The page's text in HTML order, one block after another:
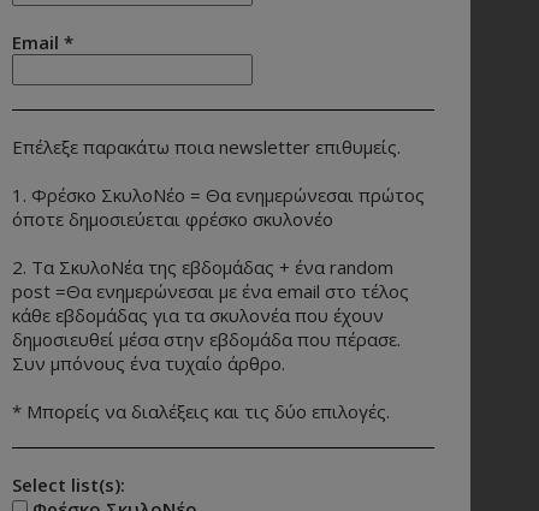
Email *
Επέλεξε παρακάτω ποια newsletter επιθυμείς.
1. Φρέσκο ΣκυλοΝέο = Θα ενημερώνεσαι πρώτος
όποτε δημοσιεύεται φρέσκο σκυλονέο
2. Τα ΣκυλοΝέα της εβδομάδας + ένα random
post =Θα ενημερώνεσαι με ένα email στο τέλος
κάθε εβδομάδας για τα σκυλονέα που έχουν
δημοσιευθεί μέσα στην εβδομάδα που πέρασε.
Συν μπόνους ένα τυχαίο άρθρο.
* Μπορείς να διαλέξεις και τις δύο επιλογές.
Select list(s):